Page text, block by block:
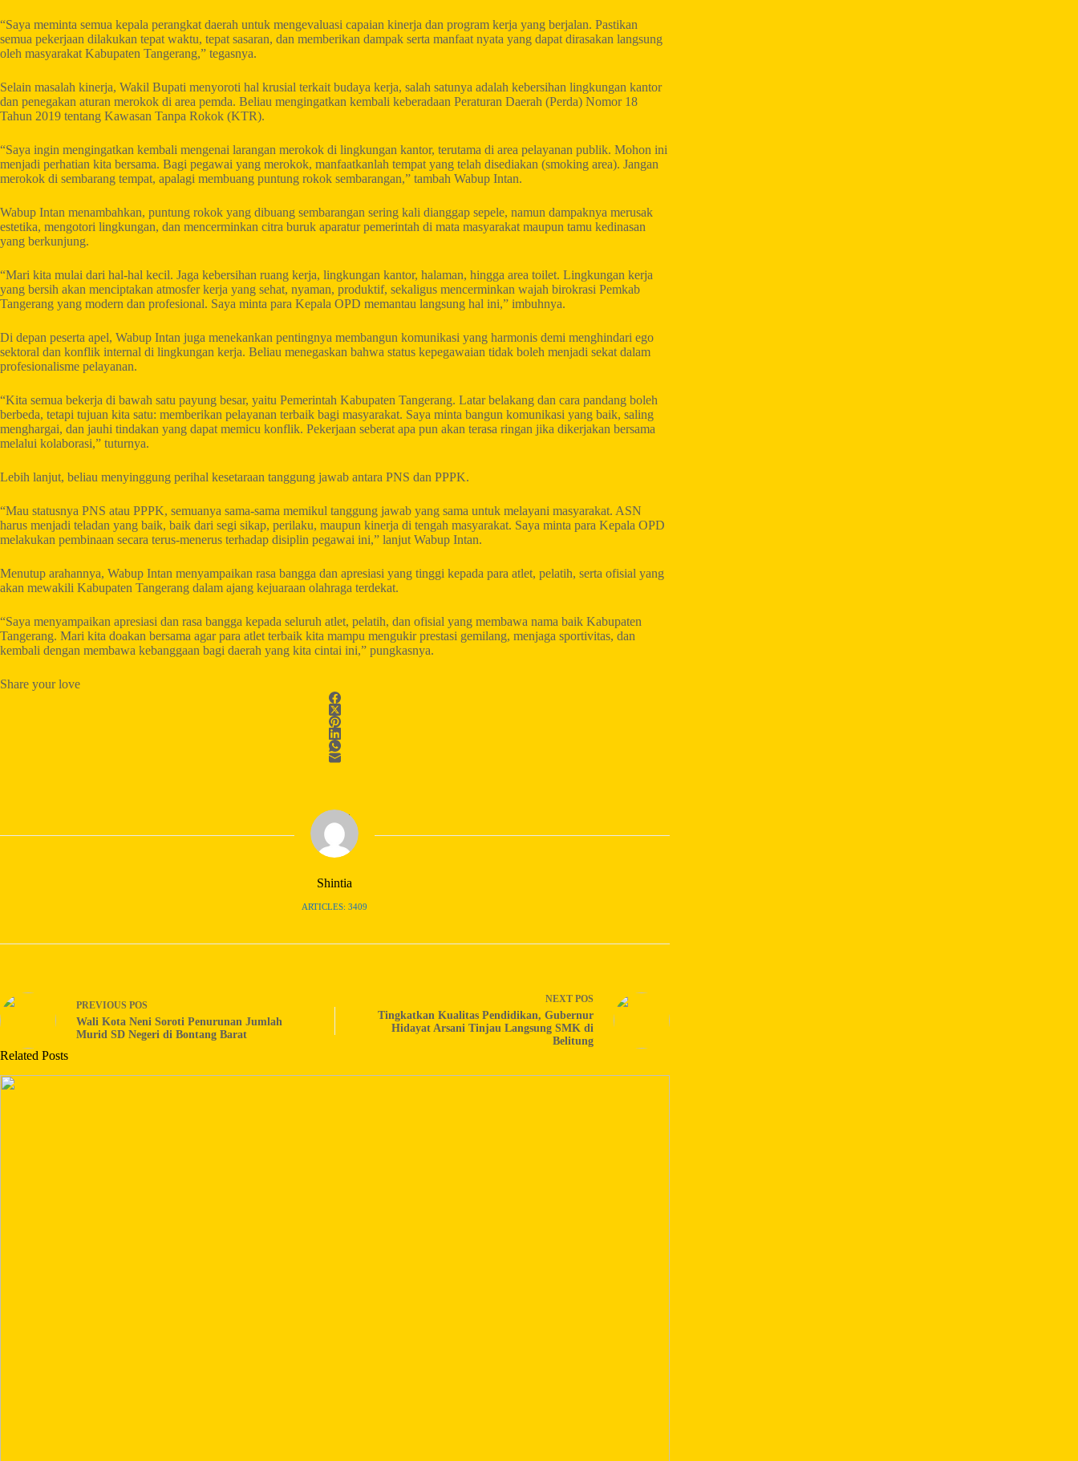
“Saya meminta semua kepala perangkat daerah untuk mengevaluasi capaian kinerja dan program kerja yang berjalan. Pastikan
semua pekerjaan dilakukan tepat waktu, tepat sasaran, dan memberikan dampak serta manfaat nyata yang dapat dirasakan langsung
oleh masyarakat Kabupaten Tangerang,” tegasnya.
Selain masalah kinerja, Wakil Bupati menyoroti hal krusial terkait budaya kerja, salah satunya adalah kebersihan lingkungan kantor
dan penegakan aturan merokok di area pemda. Beliau mengingatkan kembali keberadaan Peraturan Daerah (Perda) Nomor 18
Tahun 2019 tentang Kawasan Tanpa Rokok (KTR).
“Saya ingin mengingatkan kembali mengenai larangan merokok di lingkungan kantor, terutama di area pelayanan publik. Mohon ini
menjadi perhatian kita bersama. Bagi pegawai yang merokok, manfaatkanlah tempat yang telah disediakan (smoking area). Jangan
merokok di sembarang tempat, apalagi membuang puntung rokok sembarangan,” tambah Wabup Intan.
Wabup Intan menambahkan, puntung rokok yang dibuang sembarangan sering kali dianggap sepele, namun dampaknya merusak
estetika, mengotori lingkungan, dan mencerminkan citra buruk aparatur pemerintah di mata masyarakat maupun tamu kedinasan
yang berkunjung.
“Mari kita mulai dari hal-hal kecil. Jaga kebersihan ruang kerja, lingkungan kantor, halaman, hingga area toilet. Lingkungan kerja
yang bersih akan menciptakan atmosfer kerja yang sehat, nyaman, produktif, sekaligus mencerminkan wajah birokrasi Pemkab
Tangerang yang modern dan profesional. Saya minta para Kepala OPD memantau langsung hal ini,” imbuhnya.
Di depan peserta apel, Wabup Intan juga menekankan pentingnya membangun komunikasi yang harmonis demi menghindari ego
sektoral dan konflik internal di lingkungan kerja. Beliau menegaskan bahwa status kepegawaian tidak boleh menjadi sekat dalam
profesionalisme pelayanan.
“Kita semua bekerja di bawah satu payung besar, yaitu Pemerintah Kabupaten Tangerang. Latar belakang dan cara pandang boleh
berbeda, tetapi tujuan kita satu: memberikan pelayanan terbaik bagi masyarakat. Saya minta bangun komunikasi yang baik, saling
menghargai, dan jauhi tindakan yang dapat memicu konflik. Pekerjaan seberat apa pun akan terasa ringan jika dikerjakan bersama
melalui kolaborasi,” tuturnya.
Lebih lanjut, beliau menyinggung perihal kesetaraan tanggung jawab antara PNS dan PPPK.
“Mau statusnya PNS atau PPPK, semuanya sama-sama memikul tanggung jawab yang sama untuk melayani masyarakat. ASN
harus menjadi teladan yang baik, baik dari segi sikap, perilaku, maupun kinerja di tengah masyarakat. Saya minta para Kepala OPD
melakukan pembinaan secara terus-menerus terhadap disiplin pegawai ini,” lanjut Wabup Intan.
Menutup arahannya, Wabup Intan menyampaikan rasa bangga dan apresiasi yang tinggi kepada para atlet, pelatih, serta ofisial yang
akan mewakili Kabupaten Tangerang dalam ajang kejuaraan olahraga terdekat.
“Saya menyampaikan apresiasi dan rasa bangga kepada seluruh atlet, pelatih, dan ofisial yang membawa nama baik Kabupaten
Tangerang. Mari kita doakan bersama agar para atlet terbaik kita mampu mengukir prestasi gemilang, menjaga sportivitas, dan
kembali dengan membawa kebanggaan bagi daerah yang kita cintai ini,” pungkasnya.
Share your love
Shintia
ARTICLES: 3409
PREVIOUS POS
Wali Kota Neni Soroti Penurunan Jumlah
Murid SD Negeri di Bontang Barat
NEXT POS
Tingkatkan Kualitas Pendidikan, Gubernur
Hidayat Arsani Tinjau Langsung SMK di
Belitung
Related Posts